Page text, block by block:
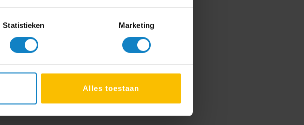
Statistieken Marketing
Alles toestaan
vragen